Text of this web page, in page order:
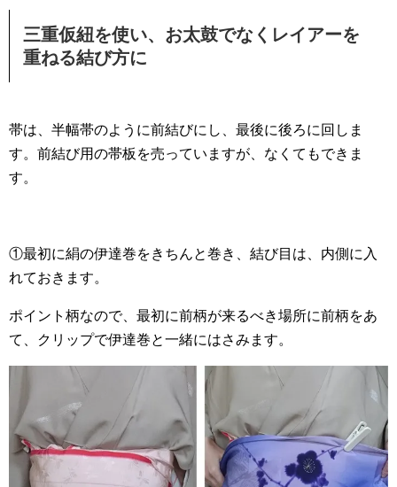
三重仮紐を使い、お太鼓でなくレイアーを
重ねる結び方に
帯は、半幅帯のように前結びにし、最後に後ろに回しま
す。前結び用の帯板を売っていますが、なくてもできま
す。
①最初に絹の伊達巻をきちんと巻き、結び目は、内側に入
れておきます。
ポイント柄なので、最初に前柄が来るべき場所に前柄をあ
て、クリップで伊達巻と一緒にはさみます。